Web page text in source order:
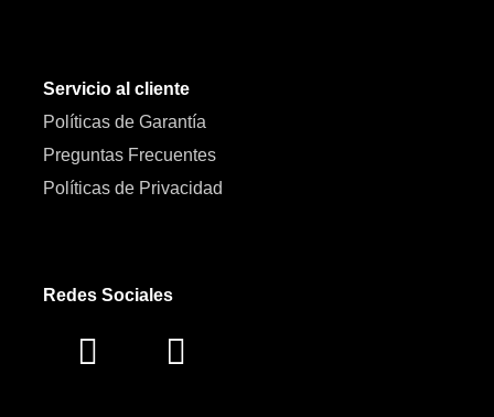
Servicio al cliente
Políticas de Garantía
Preguntas Frecuentes
Políticas de Privacidad
Redes Sociales